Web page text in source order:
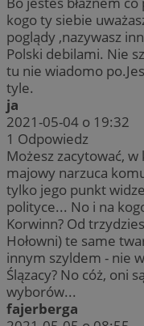
kogo ty siebie
poglądy ,nazywasz
Polski debilami. Nie
tu nie wiadomo
tyle.
ja
2021-05-04 o 19:32
1 Odpowiedz
Możesz zacytować,
majowy narzuca
tylko jego punkt
polityce... No i na
Korwinn? Od
Hołowni) te same
innym szyldem - nie
Ślązacy? No cóż, oni
wyborów...
fajerberga